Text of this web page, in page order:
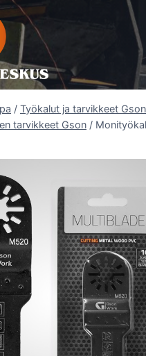
/ Työkalut ja tarvikkeet Gson
tarvikkeet Gson /